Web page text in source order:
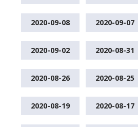
2020-09-08 2020-09-07
2020-09-02 2020-08-31
2020-08-26 2020-08-25
2020-08-19 2020-08-17